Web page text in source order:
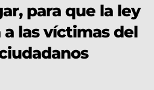
para que la ley
las víctimas del